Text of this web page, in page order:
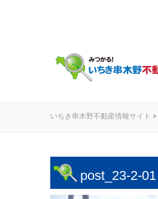
いちき串木野不動産情報サイト >
post_23-2-01